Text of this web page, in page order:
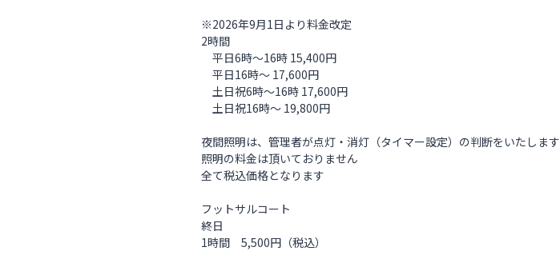
※2026年9月1日より料金改定
2時間
平日6時〜16時 15,400円
平日16時〜 17,600円
土日祝6時〜16時 17,600円
土日祝16時～ 19,800円
夜間照明は、管理者が点灯・消灯（タイマー設定）の判断をいたします
照明の料金は頂いておりません
全て税込価格となります
フットサルコート
終日
1時間 5,500円（税込）